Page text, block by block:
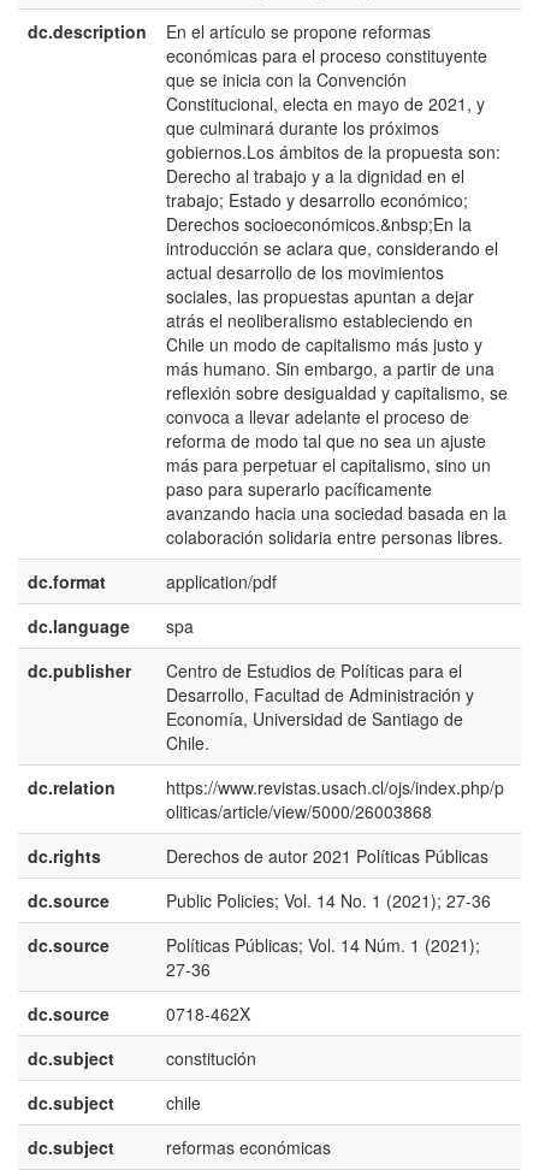
dc.description
En el artículo se propone reformas
económicas para el proceso constituyente
que se inicia con la Convención
Constitucional, electa en mayo de 2021, y
que culminará durante los próximos
gobiernos.Los ámbitos de la propuesta son:
Derecho al trabajo y a la dignidad en el
trabajo; Estado y desarrollo económico;
Derechos socioeconómicos.&nbsp;En la
introducción se aclara que, considerando el
actual desarrollo de los movimientos
sociales, las propuestas apuntan a dejar
atrás el neoliberalismo estableciendo en
Chile un modo de capitalismo más justo y
más humano. Sin embargo, a partir de una
reflexión sobre desigualdad y capitalismo, se
convoca a llevar adelante el proceso de
reforma de modo tal que no sea un ajuste
más para perpetuar el capitalismo, sino un
paso para superarlo pacíficamente
avanzando hacia una sociedad basada en la
colaboración solidaria entre personas libres.
dc.format
application/pdf
dc.language
spa
dc.publisher
Centro de Estudios de Políticas para el
Desarrollo, Facultad de Administración y
Economía, Universidad de Santiago de
Chile.
dc.relation
https://www.revistas.usach.cl/ojs/index.php/p
oliticas/article/view/5000/26003868
dc.rights
Derechos de autor 2021 Políticas Públicas
dc.source
Public Policies; Vol. 14 No. 1 (2021); 27-36
dc.source
Políticas Públicas; Vol. 14 Núm. 1 (2021);
27-36
dc.source
0718-462X
dc.subject
constitución
dc.subject
chile
dc.subject
reformas económicas